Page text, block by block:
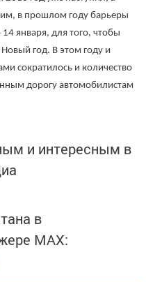
в прошлом году барьеры
января, для того, чтобы
год. В этом году и
сократилось и количество
дорогу автомобилистам
и интересным в
в
MАХ: